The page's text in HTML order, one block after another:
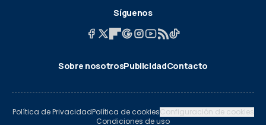
Síguenos
Sobre nosotrosPublicidadContacto
Política de PrivacidadPolítica de cookiesConfiguración de cookies
Condiciones de uso